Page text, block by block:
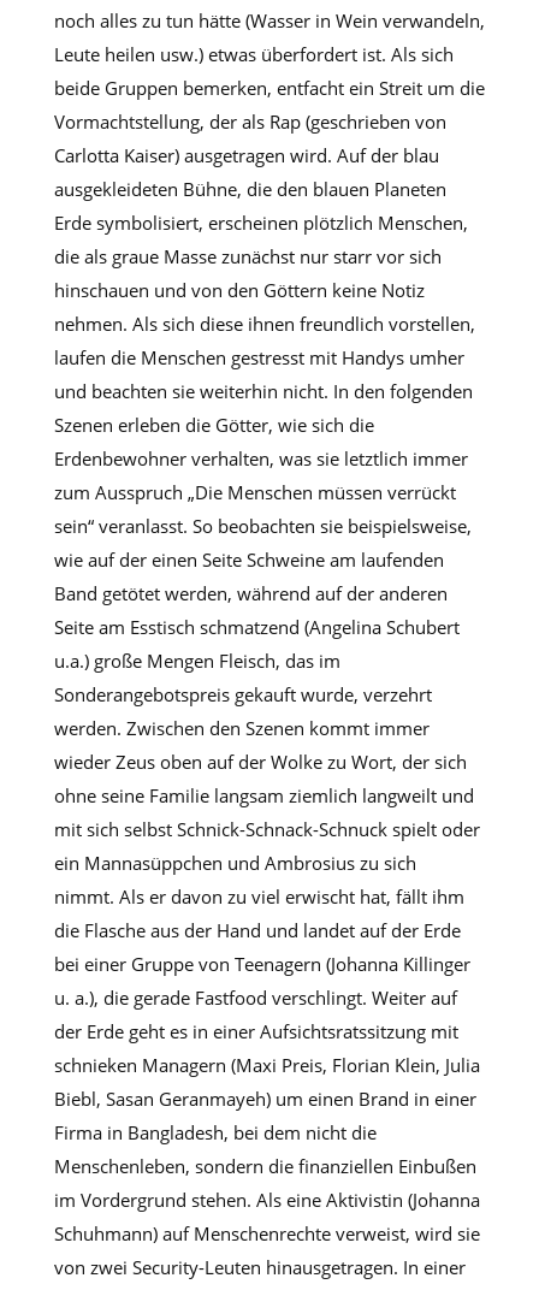
noch alles zu tun hätte (Wasser in Wein verwandeln,
Leute heilen usw.) etwas überfordert ist. Als sich
beide Gruppen bemerken, entfacht ein Streit um die
Vormachtstellung, der als Rap (geschrieben von
Carlotta Kaiser) ausgetragen wird. Auf der blau
ausgekleideten Bühne, die den blauen Planeten
Erde symbolisiert, erscheinen plötzlich Menschen,
die als graue Masse zunächst nur starr vor sich
hinschauen und von den Göttern keine Notiz
nehmen. Als sich diese ihnen freundlich vorstellen,
laufen die Menschen gestresst mit Handys umher
und beachten sie weiterhin nicht. In den folgenden
Szenen erleben die Götter, wie sich die
Erdenbewohner verhalten, was sie letztlich immer
zum Ausspruch „Die Menschen müssen verrückt
sein“ veranlasst. So beobachten sie beispielsweise,
wie auf der einen Seite Schweine am laufenden
Band getötet werden, während auf der anderen
Seite am Esstisch schmatzend (Angelina Schubert
u.a.) große Mengen Fleisch, das im
Sonderangebotspreis gekauft wurde, verzehrt
werden. Zwischen den Szenen kommt immer
wieder Zeus oben auf der Wolke zu Wort, der sich
ohne seine Familie langsam ziemlich langweilt und
mit sich selbst Schnick-Schnack-Schnuck spielt oder
ein Mannasüppchen und Ambrosius zu sich
nimmt. Als er davon zu viel erwischt hat, fällt ihm
die Flasche aus der Hand und landet auf der Erde
bei einer Gruppe von Teenagern (Johanna Killinger
u. a.), die gerade Fastfood verschlingt. Weiter auf
der Erde geht es in einer Aufsichtsratssitzung mit
schnieken Managern (Maxi Preis, Florian Klein, Julia
Biebl, Sasan Geranmayeh) um einen Brand in einer
Firma in Bangladesh, bei dem nicht die
Menschenleben, sondern die finanziellen Einbußen
im Vordergrund stehen. Als eine Aktivistin (Johanna
Schuhmann) auf Menschenrechte verweist, wird sie
von zwei Security-Leuten hinausgetragen. In einer